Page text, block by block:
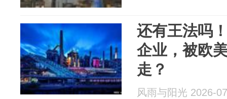
还有王法吗
企业，被欧
走？
风雨与阳光 2026-